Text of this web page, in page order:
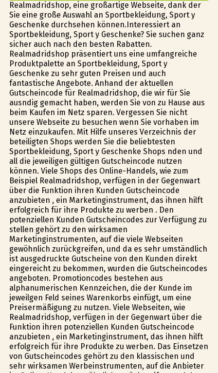
Realmadridshop, eine großartige Webseite, dank der
Sie eine große Auswahl an Sportbekleidung, Sport y
Geschenke durchsehen können.Interessiert an
Sportbekleidung, Sport y Geschenke? Sie suchen ganz
sicher auch nach den besten Rabatten.
Realmadridshop präsentiert uns eine umfangreiche
Produktpalette an Sportbekleidung, Sport y
Geschenke zu sehr guten Preisen und auch
fantastische Angebote. Anhand der aktuellen
Gutscheincode für Realmadridshop, die wir für Sie
ausfindig gemacht haben, werden Sie von zu Hause aus
beim Kaufen im Netz sparen. Vergessen Sie nicht
unsere Webseite zu besuchen wenn Sie vorhaben im
Netz einzukaufen. Mit Hilfe unseres Verzeichnis der
beteiligten Shops werden Sie die beliebtesten
Sportbekleidung, Sport y Geschenke Shops finden und
all die jeweiligen gültigen Gutscheincode nutzen
können. Viele Shops des Online-Handels, wie zum
Beispiel Realmadridshop, verfügen in der Gegenwart
über die Funktion ihren Kunden Gutscheincode
anzubieten , ein Marketinginstrument, das ihnen hilft
erfolgreich für ihre Produkte zu werben . Den
potenziellen Kunden Gutscheincodes zur Verfügung zu
stellen gehört zu den wirksamen
Marketinginstrumenten, auf die viele Webseiten
gewöhnlich zurückgreifen, und da es sehr umständlich
ist ausgedruckte Gutscheine von den Kunden direkt
eingereicht zu bekommen, wurden die Gutscheincodes
angeboten. Promotioncodes bestehen aus
alphanumerischen Kennzeichen, die der Kunde im
jeweilgen Feld seines Warenkorbs einfügt, um eine
Preisermäßigung zu nutzen. Viele Webseiten, wie
Realmadridshop, verfügen in der Gegenwart über die
Funktion ihren potenziellen Kunden Gutscheincode
anzubieten , ein Marketinginstrument, das ihnen hilft
erfolgreich für ihre Produkte zu werben. Das Einsetzen
von Gutscheincodes gehört zu den klassischen und
sehr wirksamen Werbeinstrumenten, auf die Anbieter